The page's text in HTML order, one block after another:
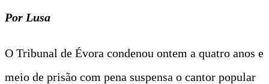
Por Lusa
O Tribunal de Évora condenou ontem a quatro anos e
meio de prisão com pena suspensa o cantor popular